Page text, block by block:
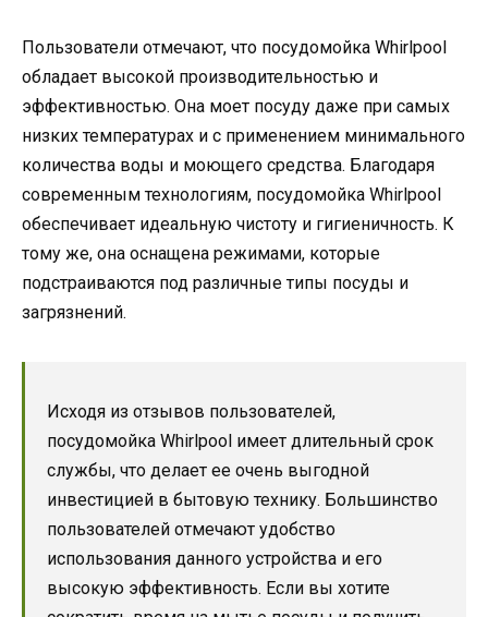
Пользователи отмечают, что посудомойка Whirlpool
обладает высокой производительностью и
эффективностью. Она моет посуду даже при самых
низких температурах и с применением минимального
количества воды и моющего средства. Благодаря
современным технологиям, посудомойка Whirlpool
обеспечивает идеальную чистоту и гигиеничность. К
тому же, она оснащена режимами, которые
подстраиваются под различные типы посуды и
загрязнений.
Исходя из отзывов пользователей,
посудомойка Whirlpool имеет длительный срок
службы, что делает ее очень выгодной
инвестицией в бытовую технику. Большинство
пользователей отмечают удобство
использования данного устройства и его
высокую эффективность. Если вы хотите